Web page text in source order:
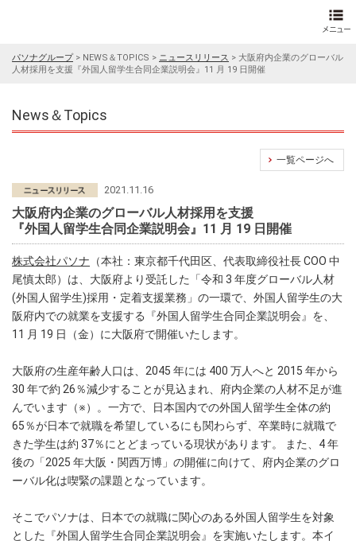
パソナグループ> NEWS＆TOPICS > ニュースリリース > 大阪府内企業のグローバル
人材採用を支援『外国人留学生合同企業説明会』11 月 19 日開催
News＆Topics
一覧ページへ
2021.11.16
大阪府内企業のグローバル人材採用を支援
『外国人留学生合同企業説明会』11 月 19 日開催
株式会社パソナ （本社：東京都千代田区、代表取締役社長 COO 中
尾慎太郎）は、大阪府より受託した「令和 3 年度グローバル人材
(外国人留学生)採用・定着支援業務」の一環で、外国人留学生の大
阪府内での就業を支援する『外国人留学生合同企業説明会』を、
11 月 19 日（金）に大阪府で開催いたします。
大阪府の生産年齢人口は、2045 年には 400 万人へと 2015 年から
30 年で約 26％減少することが見込まれ、府内企業の人材不足が進
んでいます（※）。一方で、日本国内での外国人留学生全体の約
65％が日本で就職を希望しているにも関わらず、卒業時に就職で
きた学生は約 37％にとどまっている現状があります。 また、4 年
後の「2025 年大阪・関西万博」の開催に向けて、府内企業のグロ
ーバル化は喫緊の課題となっています。
そこでパソナは、日本での就職に関心のある外国人留学生を対象
とした『外国人留学生合同企業説明会』を実施いたします。本イ